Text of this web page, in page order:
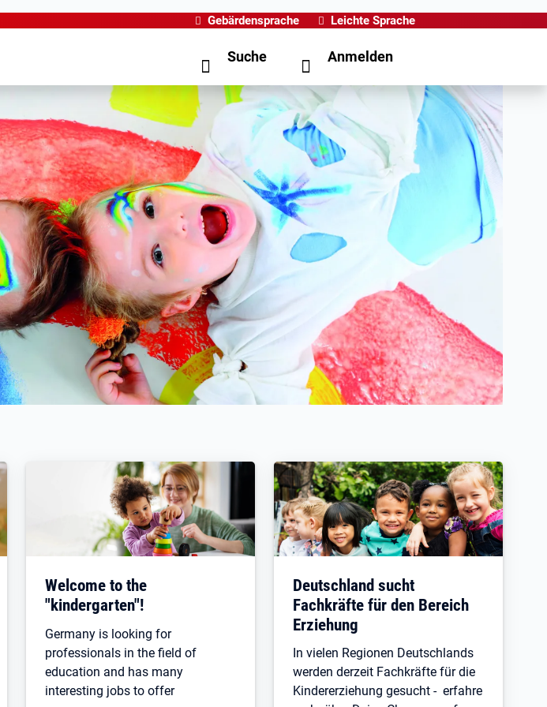
Gebärdensprache Leichte Sprache
Suche Anmelden
Welcome to the
"kindergarten"!
Germany is looking for
professionals in the field of
education and has many
interesting jobs to offer
Deutschland sucht
Fachkräfte für den Bereich
Erziehung
In vielen Regionen Deutschlands
werden derzeit Fachkräfte für die
Kindererziehung gesucht - erfahre